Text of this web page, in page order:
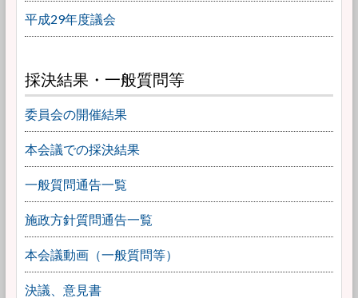
平成29年度議会
採決結果・一般質問等
委員会の開催結果
本会議での採決結果
一般質問通告一覧
施政方針質問通告一覧
本会議動画（一般質問等）
決議、意見書